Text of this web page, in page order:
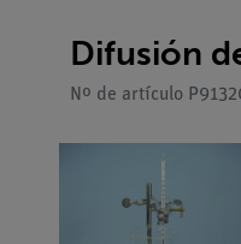
Difusión
Nº de artículo